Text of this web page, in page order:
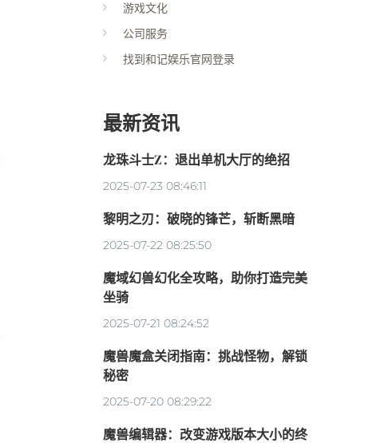
游戏文化
公司服务
找到和记娱乐官网登录
最新资讯
龙珠斗士Z：退出单机大厅的绝招
2025-07-23 08:46:11
黎明之刃：破晓的锋芒，斩断黑暗
2025-07-22 08:25:50
魔域幻兽幻化全攻略，助你打造完美
坐骑
2025-07-21 08:24:52
魔兽魔盒关闭指南：挑战怪物，解锁
秘密
2025-07-20 08:29:22
魔兽编辑器：改变游戏版本大小的终